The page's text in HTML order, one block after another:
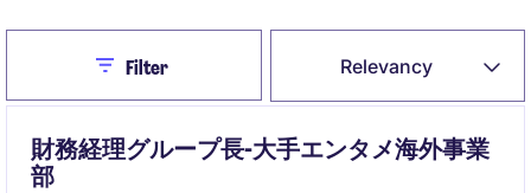
Relevancy
CloseFilter
財務経理グループ長-大手エンタメ海外事業
部